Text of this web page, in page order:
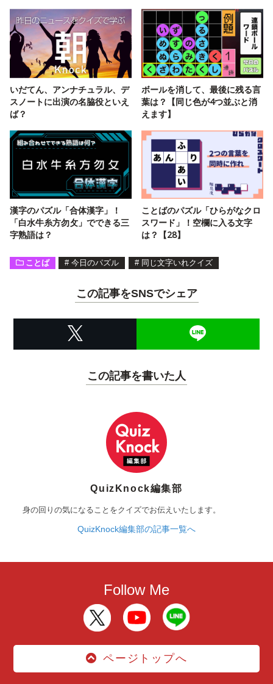
いだてん、アンナチュラル、デ
スノートに出演の名脇役といえ
ば？
ボールを消して、最後に残る言
葉は？【同じ色が4つ並ぶと消
えます】
漢字のパズル「合体漢字」！
「白水牛糸方勿攵」でできる三
字熟語は？
ことばのパズル「ひらがなクロ
スワード」！空欄に入る文字
は？【28】
ことば # 今日のパズル # 同じ文字いれクイズ
この記事をSNSでシェア
この記事を書いた人
QuizKnock編集部
身の回りの気になることをクイズでお伝えいたします。
QuizKnock編集部の記事一覧へ
Follow Me
ページトップへ